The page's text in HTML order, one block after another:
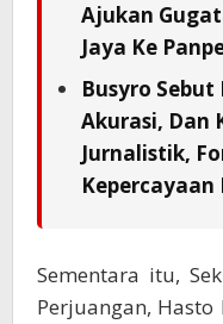
Ajukan
Jaya Ke
Busyro
Akurasi, Dan
Jurnalistik,
Sementara itu,
Perjuangan,